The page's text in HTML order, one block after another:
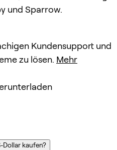
und Sparrow.
Kundensupport und
zu lösen. Mehr
Dollar kaufen?